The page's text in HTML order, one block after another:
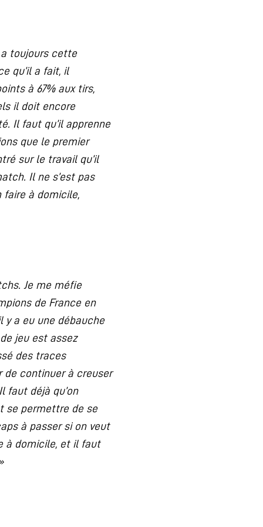
a toujours cette
qu’il a fait, il
à 67% aux tirs,
il doit encore
Il faut qu’il apprenne
que le premier
sur le travail qu’il
Il ne s’est pas
faire à domicile,
Je me méfie
de France en
y a eu une débauche
jeu est assez
des traces
de continuer à creuser
faut déjà qu’on
se permettre de se
à passer si on veut
à domicile, et il faut